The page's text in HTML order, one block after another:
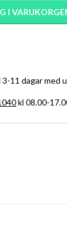
I
11 dagar med
kl 08.00-